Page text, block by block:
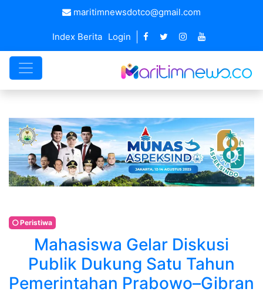
maritimnewsdotco@gmail.com
Index Berita Login
Peristiwa
Mahasiswa Gelar Diskusi
Publik Dukung Satu Tahun
Pemerintahan Prabowo–Gibran